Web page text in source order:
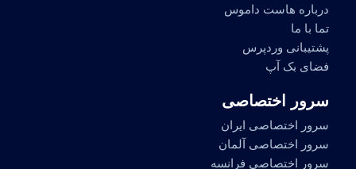
درباره هاست داموس
تما با ما
پشتیبانی وردپرس
فضای بک آپ
سرور اختصاصی
سرور اختصاصی ایران
سرور اختصاصی آلمان
سرور اختصاصی فرانسه